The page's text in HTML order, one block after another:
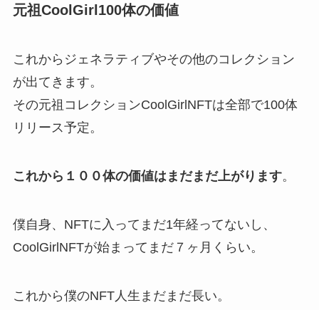
元祖CoolGirl100体の価値
これからジェネラティブやその他のコレクション
が出てきます。
その元祖コレクションCoolGirlNFTは全部で100体
リリース予定。
これから１００体の価値はまだまだ上がります。
僕自身、NFTに入ってまだ1年経ってないし、
CoolGirlNFTが始まってまだ７ヶ月くらい。
これから僕のNFT人生まだまだ長い。